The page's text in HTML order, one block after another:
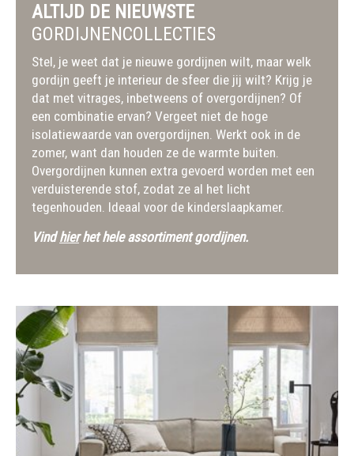
ALTIJD DE NIEUWSTE
GORDIJNENCOLLECTIES
Stel, je weet dat je nieuwe gordijnen wilt, maar welk
gordijn geeft je interieur de sfeer die jij wilt? Krijg je
dat met vitrages, inbetweens of overgordijnen? Of
een combinatie ervan? Vergeet niet de hoge
isolatiewaarde van overgordijnen. Werkt ook in de
zomer, want dan houden ze de warmte buiten.
Overgordijnen kunnen extra gevoerd worden met een
verduisterende stof, zodat ze al het licht
tegenhouden. Ideaal voor de kinderslaapkamer.
Vindhierhet hele assortiment gordijnen.